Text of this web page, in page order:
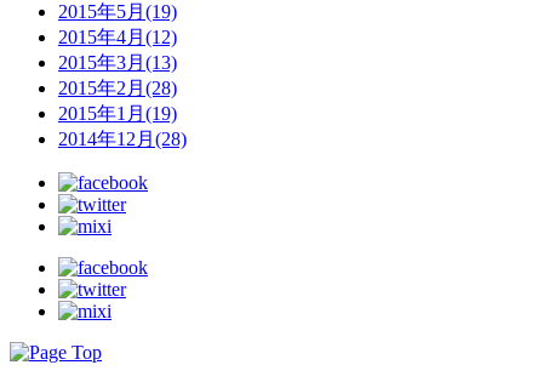
2015年5月(19)
2015年4月(12)
2015年3月(13)
2015年2月(28)
2015年1月(19)
2014年12月(28)